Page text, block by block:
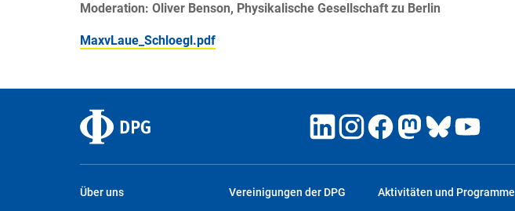
Moderation: Oliver Benson, Physikalische Gesellschaft zu Berlin
MaxvLaue_Schloegl.pdf
Über uns Vereinigungen der DPG Aktivitäten und Programme